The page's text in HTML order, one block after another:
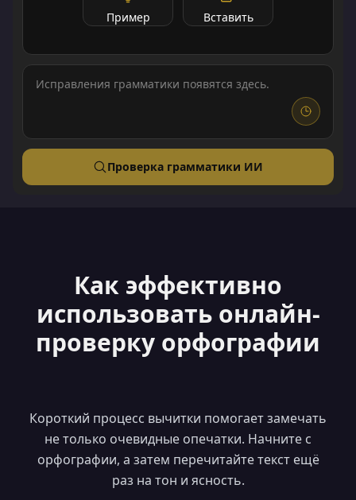
Пример Вставить
Исправления грамматики появятся здесь.
Проверка грамматики ИИ
Как эффективно
использовать онлайн-
проверку орфографии
Короткий процесс вычитки помогает замечать
не только очевидные опечатки. Начните с
орфографии, а затем перечитайте текст ещё
раз на тон и ясность.